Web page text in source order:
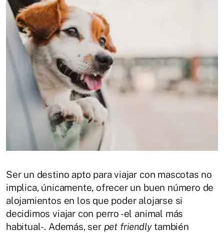
Ser un destino apto para viajar con mascotas no
implica, únicamente, ofrecer un buen número de
alojamientos en los que poder alojarse si
decidimos viajar con perro -el animal más
habitual-. Además, ser pet friendly también